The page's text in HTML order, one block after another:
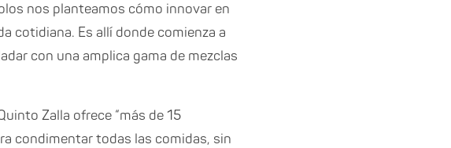
nos planteamos cómo innovar en
cotidiana. Es allí donde comienza a
con una amplica gama de mezclas
Zalla ofrece “más de 15
condimentar todas las comidas, sin